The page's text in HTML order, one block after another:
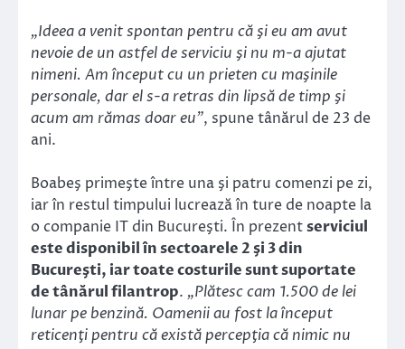
„Ideea a venit spontan pentru că şi eu am avut
nevoie de un astfel de serviciu şi nu m-a ajutat
nimeni. Am început cu un prieten cu maşinile
personale, dar el s-a retras din lipsă de timp şi
acum am rămas doar eu”, spune tânărul de 23 de
ani.
Boabeş primeşte între una şi patru comenzi pe zi,
iar în restul timpului lucrează în ture de noapte la
o companie IT din Bucureşti. În prezentserviciul
este disponibil în sectoarele 2 şi 3 din
Bucureşti, iar toate costurile sunt suportate
de tânărul filantrop. „Plătesc cam 1.500 de lei
lunar pe benzină. Oamenii au fost la început
reticenţi pentru că există percepţia că nimic nu